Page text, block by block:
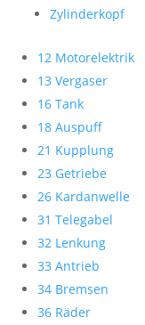
Zylinderkopf
12 Motorelektrik
13 Vergaser
16 Tank
18 Auspuff
21 Kupplung
23 Getriebe
26 Kardanwelle
31 Telegabel
32 Lenkung
33 Antrieb
34 Bremsen
36 Räder